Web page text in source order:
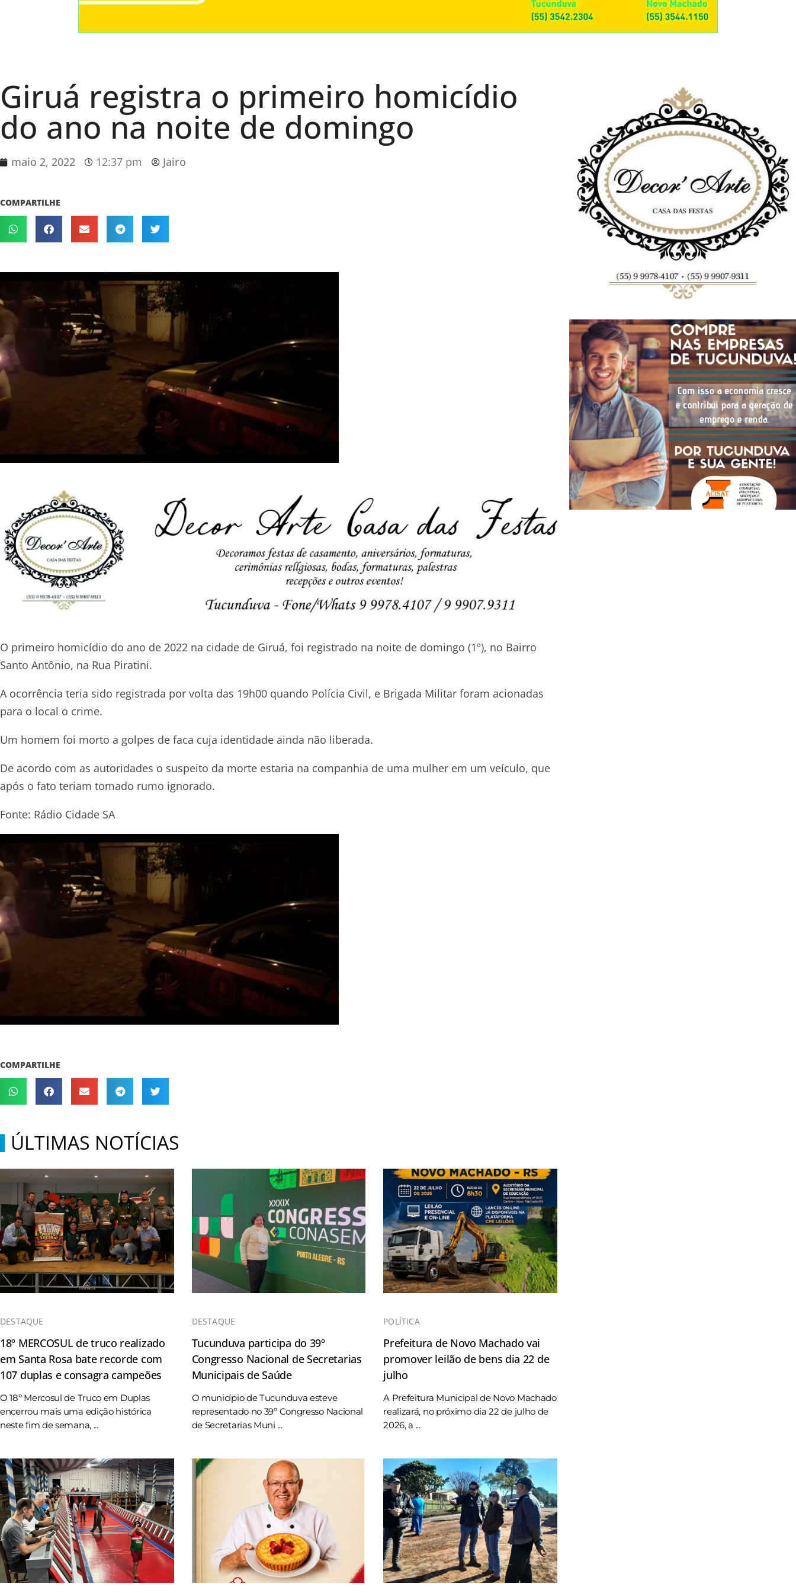
Giruá registra o primeiro homicídio
do ano na noite de domingo
maio 2, 2022 12:37 pm Jairo
COMPARTILHE
O primeiro homicídio do ano de 2022 na cidade de Giruá, foi registrado na noite de domingo (1º), no Bairro
Santo Antônio, na Rua Piratini.
A ocorrência teria sido registrada por volta das 19h00 quando Polícia Civil, e Brigada Militar foram acionadas
para o local o crime.
Um homem foi morto a golpes de faca cuja identidade ainda não liberada.
De acordo com as autoridades o suspeito da morte estaria na companhia de uma mulher em um veículo, que
após o fato teriam tomado rumo ignorado.
Fonte: Rádio Cidade SA
COMPARTILHE
ÚLTIMAS NOTÍCIAS
DESTAQUE
18º MERCOSUL de truco realizado
em Santa Rosa bate recorde com
107 duplas e consagra campeões
O 18º Mercosul de Truco em Duplas
encerrou mais uma edição histórica
neste fim de semana, ...
DESTAQUE
Tucunduva participa do 39º
Congresso Nacional de Secretarias
Municipais de Saúde
O município de Tucunduva esteve
representado no 39º Congresso Nacional
de Secretarias Muni ...
POLÍTICA
Prefeitura de Novo Machado vai
promover leilão de bens dia 22 de
julho
A Prefeitura Municipal de Novo Machado
realizará, no próximo dia 22 de julho de
2026, a ...